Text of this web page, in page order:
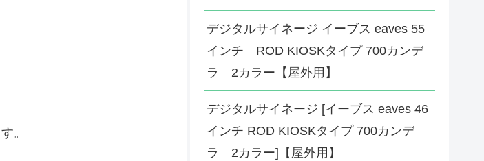
。
デジタルサイネージ イーブス eaves 55
インチ ROD KIOSKタイプ 700カンデ
ラ 2カラー【屋外用】
デジタルサイネージ [イーブス eaves 46
インチ ROD KIOSKタイプ 700カンデ
ラ 2カラー]【屋外用】